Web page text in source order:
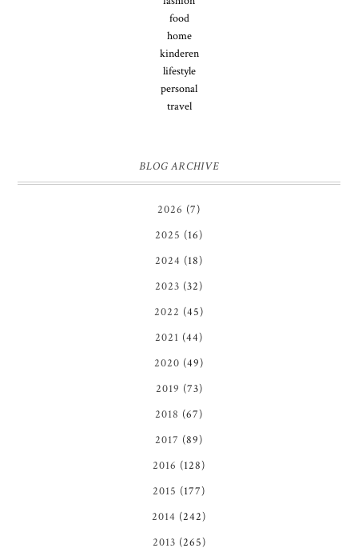
food
home
kinderen
lifestyle
personal
travel
BLOG ARCHIVE
2026 (7)
2025 (16)
2024 (18)
2023 (32)
2022 (45)
2021 (44)
2020 (49)
2019 (73)
2018 (67)
2017 (89)
2016 (128)
2015 (177)
2014 (242)
2013 (265)